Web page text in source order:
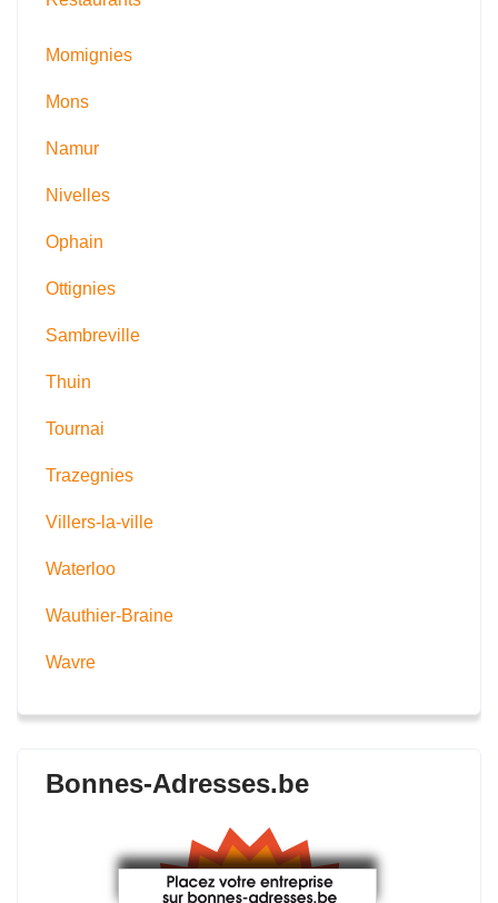
Momignies
Mons
Namur
Nivelles
Ophain
Ottignies
Sambreville
Thuin
Tournai
Trazegnies
Villers-la-ville
Waterloo
Wauthier-Braine
Wavre
Bonnes-Adresses.be